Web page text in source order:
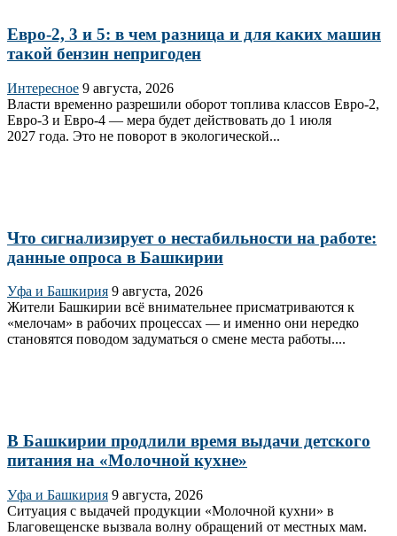
Евро-2, 3 и 5: в чем разница и для каких машин
такой бензин непригоден
Интересное 9 августа, 2026
Власти временно разрешили оборот топлива классов Евро‑2,
Евро‑3 и Евро‑4 — мера будет действовать до 1 июля
2027 года. Это не поворот в экологической...
Что сигнализирует о нестабильности на работе:
данные опроса в Башкирии
Уфа и Башкирия 9 августа, 2026
Жители Башкирии всё внимательнее присматриваются к
«мелочам» в рабочих процессах — и именно они нередко
становятся поводом задуматься о смене места работы....
В Башкирии продлили время выдачи детского
питания на «Молочной кухне»
Уфа и Башкирия 9 августа, 2026
Ситуация с выдачей продукции «Молочной кухни» в
Благовещенске вызвала волну обращений от местных мам.